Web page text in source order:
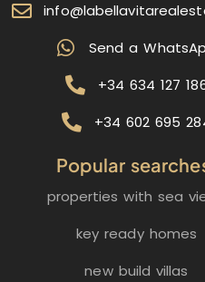
Send a
+34 634 127
+34 602 695
Popular
properties with sea
key ready homes
new build villas